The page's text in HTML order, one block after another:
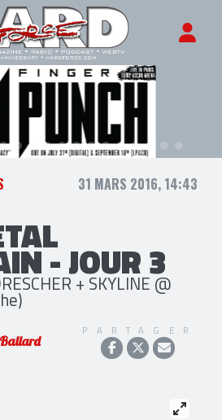
31 MARS 2016, 14:43
- JOUR 3
+ SKYLINE @
PARTAGER